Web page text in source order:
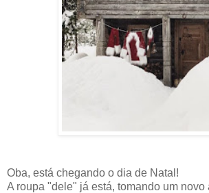
Oba, está chegando o dia de Natal!
A roupa "dele" já está, tomando um novo